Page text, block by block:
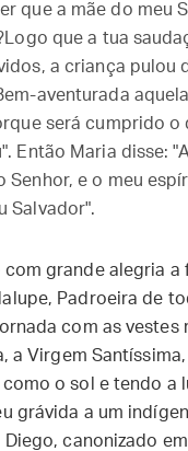
que a mãe do meu
que a tua
a criança pulou
aventurada
será cumprido o
Então Maria disse:
Senhor, e o meu
Salvador".
grande alegria a
Padroeira de
com as vestes
a Virgem Santíssima,
o sol e tendo a
grávida a um
canonizado